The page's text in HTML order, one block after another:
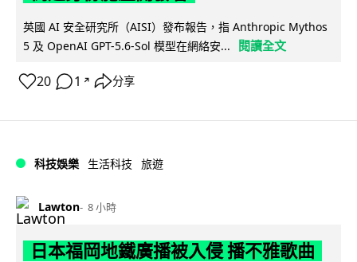
英國 AI 安全研究所（AISI）發布報告，指 Anthropic Mythos
5 及 OpenAI GPT-5.6-Sol 模型在網絡安...
閱讀全文
20 1 ↗ 分享
科技娛樂 生活科技 旅遊
Lawton 8 小時
日本福岡地鐵廣播被入侵 播不雅歌曲